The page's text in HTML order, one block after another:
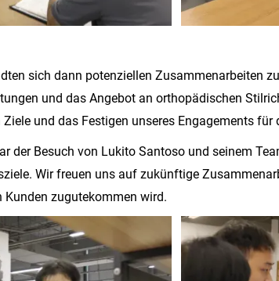
sich dann potenziellen Zusammenarbeiten
und das Angebot an orthopädischen
und das Festigen unseres Engagements für
der Besuch von Lukito Santoso und seinem
Wir freuen uns auf zukünftige
Kunden zugutekommen wird.